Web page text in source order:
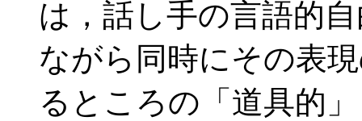
は，話し手の言語的
ながら同時にその表
るところの「道具的